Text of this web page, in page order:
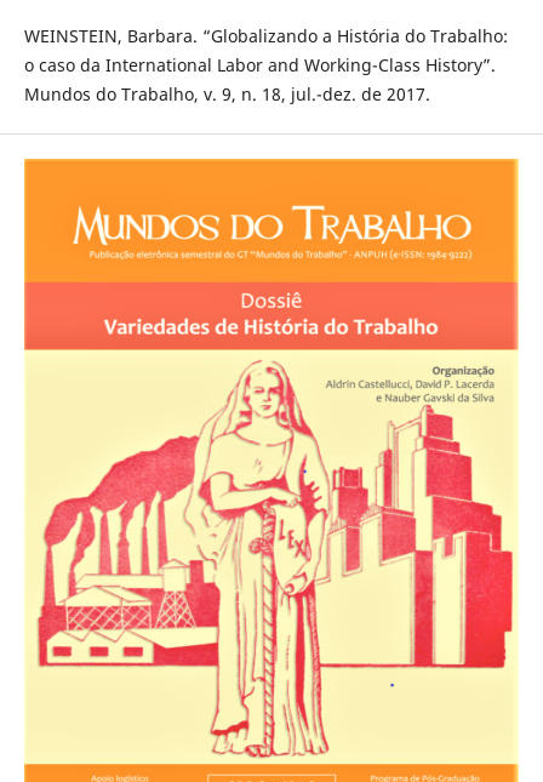
WEINSTEIN, Barbara. “Globalizando a História do Trabalho:
o caso da International Labor and Working-Class History”.
Mundos do Trabalho, v. 9, n. 18, jul.-dez. de 2017.